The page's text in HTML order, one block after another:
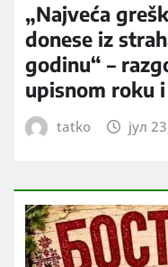
„Najveća
donese iz
godinu“ –
upisnom roku
tatko јул